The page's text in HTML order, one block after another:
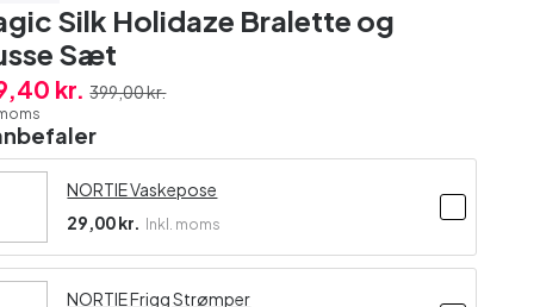
Silk Holidaze Bralette og
Sæt
kr. 399,00 kr.
NORTIE Vaskepose
29,00 kr.
Inkl. moms
NORTIE Frigg Strømper